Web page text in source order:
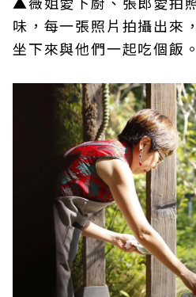
味，每一張照片拍攝出來
坐下來與他們一起吃個飯。